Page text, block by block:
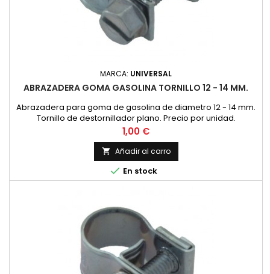
MARCA: UNIVERSAL
ABRAZADERA GOMA GASOLINA TORNILLO 12 - 14 MM.
Abrazadera para goma de gasolina de diametro 12 - 14 mm.
Tornillo de destornillador plano. Precio por unidad.
Precio
1,00 €
 Añadir al carro
 En stock